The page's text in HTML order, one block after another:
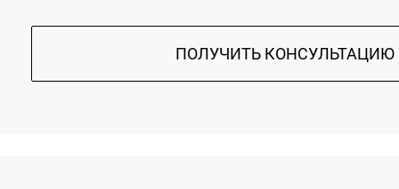
ПОЛУЧИТЬ КОНСУЛЬТАЦИЮ